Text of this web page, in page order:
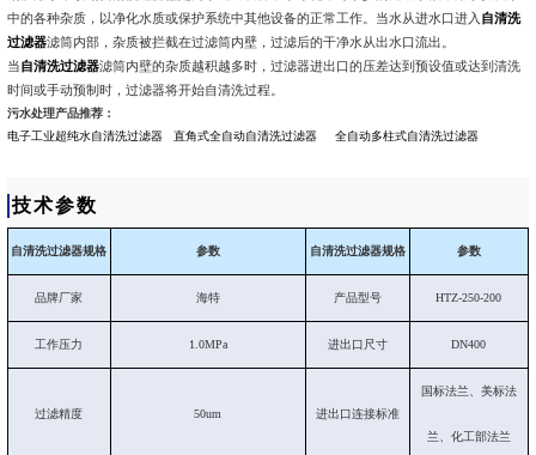
中的各种杂质，以净化水质或保护系统中其他设备的正常工作。当水从进水口进入 自清洗
过滤器滤筒内部，杂质被拦截在过滤筒内壁，过滤后的干净水从出水口流出。
当自清洗过滤器滤筒内壁的杂质越积越多时，过滤器进出口的压差达到预设值或达到清洗
时间或手动预制时，过滤器将开始自清洗过程。
污水处理产品推荐：
电子工业超纯水自清洗过滤器
直角式全自动自清洗过滤器 全自动多柱式自清洗过滤器
技术参数
自清洗过滤器规格 参数 自清洗过滤器规格 参数
品牌厂家 海特 产品型号 HTZ-250-200
工作压力 1.0MPa 进出口尺寸 DN400
过滤精度 50um 进出口连接标准
国标法兰、美标法
兰、化工部法兰